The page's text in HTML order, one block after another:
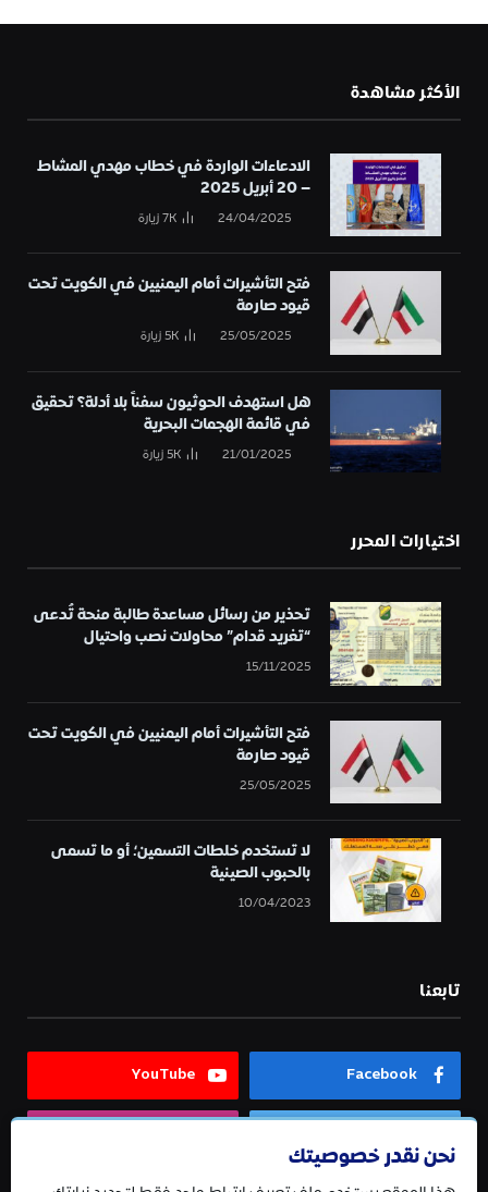
الأكثر مشاهدة
الادعاءات الواردة في خطاب مهدي المشاط
– 20 أبريل 2025
24/04/2025
7Kزيارة
فتح التأشيرات أمام اليمنيين في الكويت تحت
قيود صارمة
25/05/2025
5Kزيارة
هل استهدف الحوثيون سفناً بلا أدلة؟ تحقيق
في قائمة الهجمات البحرية
21/01/2025
5Kزيارة
اختيارات المحرر
تحذير من رسائل مساعدة طالبة منحة تُدعى
“تغريد قدام” محاولات نصب واحتيال
15/11/2025
فتح التأشيرات أمام اليمنيين في الكويت تحت
قيود صارمة
25/05/2025
لا تستخدم خلطات التسمين؛ أو ما تسمى
بالحبوب الصينية
10/04/2023
تابعنا
Facebook
YouTube
نحن نقدر خصوصيتك